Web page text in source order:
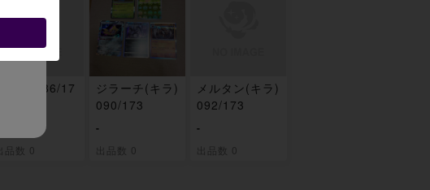
コイル 086/17
出品数 0
ジラーチ(キラ)
090/173
-
出品数 0
メルタン(キラ)
092/173
-
出品数 0